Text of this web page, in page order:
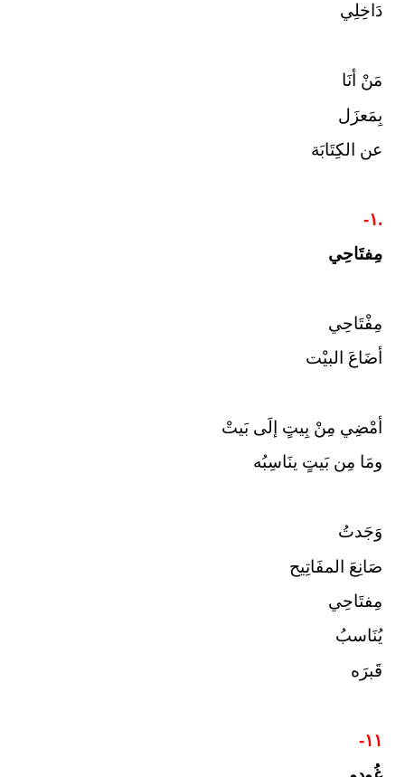
دَاخِلِي
مَنْ أنَا
بِمَعزَل
عن الكِتَابَة
.١-
مِفتَاحِي
مِفْتَاحِي
أضَاعَ البيْت
أمْضِي مِنْ بِيتٍ إلَى بَيتْ
ومَا مِن بَيتٍ ينَاسِبُه
وَجَدتُ
صَانِعَ المفَاتِيح
مِفتَاحِي
يُنَاسبُ
قَبرَه
١١-